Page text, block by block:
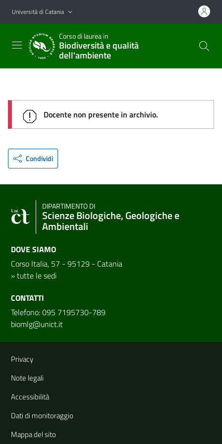
Vai al contenuto principale
Vai al menu di navigazione
Università di Catania
Corso di laurea in
Biodiversità e qualità
dell'ambiente
Docente non presente in archivio.
Condividi
DIPARTIMENTO DI
Scienze Biologiche, Geologiche e
Ambientali
DOVE SIAMO
Corso Italia, 57 - 95129 - Catania
»tutte le sedi
CONTATTI
Telefono: 095 7195730-789
biomlg@unict.it
Link e informazioni utili
Privacy
Note legali
Accessibilità
Dati di monitoraggio
Mappa del sito